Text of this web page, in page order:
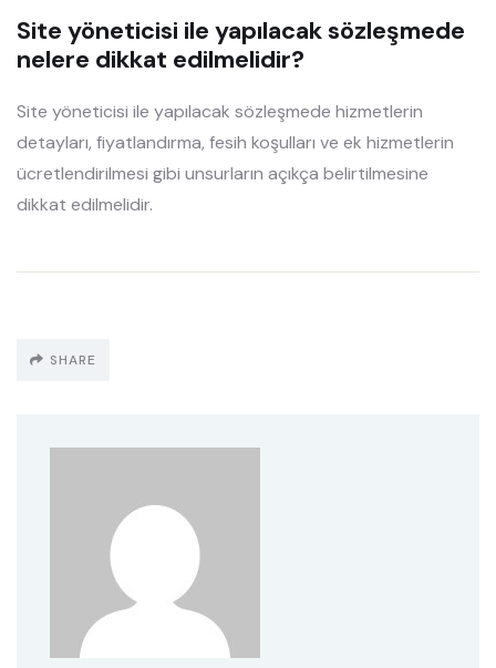
Site yöneticisi ile yapılacak sözleşmede
nelere dikkat edilmelidir?
Site yöneticisi ile yapılacak sözleşmede hizmetlerin
detayları, fiyatlandırma, fesih koşulları ve ek hizmetlerin
ücretlendirilmesi gibi unsurların açıkça belirtilmesine
dikkat edilmelidir.
SHARE